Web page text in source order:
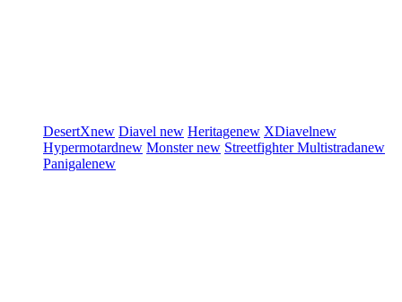
DesertXnew Diavel new Heritagenew XDiavelnew
Hypermotardnew Monsternew StreetfighterMultistradanew
Panigalenew